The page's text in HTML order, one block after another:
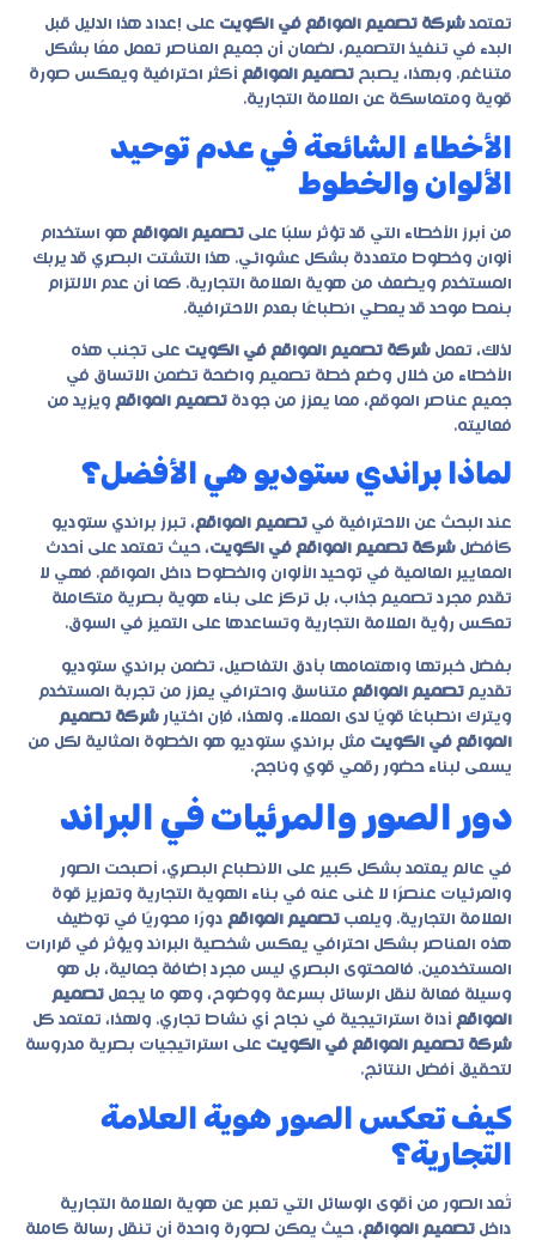
تعتمد شركة تصميم المواقع في الكويت على إعداد هذا الدليل قبل
البدء في تنفيذ التصميم، لضمان أن جميع العناصر تعمل معًا بشكل
متناغم. وبهذا، يصبح تصميم المواقع أكثر احترافية ويعكس صورة
قوية ومتماسكة عن العلامة التجارية.
الأخطاء الشائعة في عدم توحيد
الألوان والخطوط
من أبرز الأخطاء التي قد تؤثر سلبًا على تصميم المواقع هو استخدام
ألوان وخطوط متعددة بشكل عشوائي. هذا التشتت البصري قد يربك
المستخدم ويضعف من هوية العلامة التجارية. كما أن عدم الالتزام
بنمط موحد قد يعطي انطباعًا بعدم الاحترافية.
لذلك، تعمل شركة تصميم المواقع في الكويت على تجنب هذه
الأخطاء من خلال وضع خطة تصميم واضحة تضمن الاتساق في
جميع عناصر الموقع، مما يعزز من جودة تصميم المواقع ويزيد من
فعاليته.
لماذا براندي ستوديو هي الأفضل؟
عند البحث عن الاحترافية في تصميم المواقع، تبرز براندي ستوديو
كأفضل شركة تصميم المواقع في الكويت، حيث تعتمد على أحدث
المعايير العالمية في توحيد الألوان والخطوط داخل المواقع. فهي لا
تقدم مجرد تصميم جذاب، بل تركز على بناء هوية بصرية متكاملة
تعكس رؤية العلامة التجارية وتساعدها على التميز في السوق.
بفضل خبرتها واهتمامها بأدق التفاصيل، تضمن براندي ستوديو
تقديم تصميم المواقع متناسق واحترافي يعزز من تجربة المستخدم
ويترك انطباعًا قويًا لدى العملاء. ولهذا، فإن اختيار شركة تصميم
المواقع في الكويت مثل براندي ستوديو هو الخطوة المثالية لكل من
يسعى لبناء حضور رقمي قوي وناجح.
دور الصور والمرئيات في البراند
في عالم يعتمد بشكل كبير على الانطباع البصري، أصبحت الصور
والمرئيات عنصرًا لا غنى عنه في بناء الهوية التجارية وتعزيز قوة
العلامة التجارية. ويلعب تصميم المواقع دورًا محوريًا في توظيف
هذه العناصر بشكل احترافي يعكس شخصية البراند ويؤثر في قرارات
المستخدمين. فالمحتوى البصري ليس مجرد إضافة جمالية، بل هو
وسيلة فعالة لنقل الرسائل بسرعة ووضوح، وهو ما يجعل تصميم
المواقع أداة استراتيجية في نجاح أي نشاط تجاري. ولهذا، تعتمد كل
شركة تصميم المواقع في الكويت على استراتيجيات بصرية مدروسة
لتحقيق أفضل النتائج.
كيف تعكس الصور هوية العلامة
التجارية؟
تُعد الصور من أقوى الوسائل التي تعبر عن هوية العلامة التجارية
داخل تصميم المواقع، حيث يمكن لصورة واحدة أن تنقل رسالة كاملة